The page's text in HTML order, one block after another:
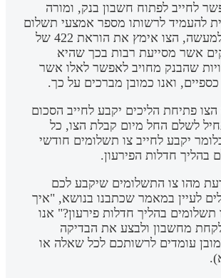
לחייב לפתוח חשבון בנק, ומורה
להעמיד לרשותו מספר אמצעי תשלום
כדי להקל עליו. למעשה, הצו אימץ את הוראת 422 של
אשר מסייעת רבות בכך שהיא
שהבנק מחויב לאפשר לאלו אשר
ואנו כמובן מברכים על כך.
פתיחת הליכים יקבע לחייב הסכום
לשלם החל מיום קבלת הצו, כל
יקבע לחייב צו תשלומים חודשי
בהליך חדלות הפירעון.
מהו צו התשלומים שיקבע לכם
לעיין במאמר שכתבנו בנושא, "איך
תשלומים בהליך חדלות פירעון?" אנו
מחשבון ולבצע את הבדיקה
עומדים לרשותכם לכל שאלה או